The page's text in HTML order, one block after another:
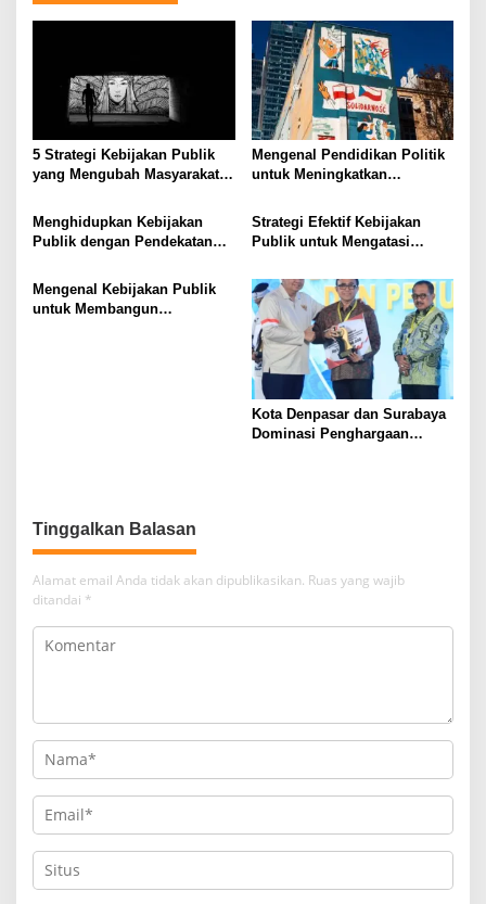
5 Strategi Kebijakan Publik
yang Mengubah Masyarakat
Mengenal Pendidikan Politik
untuk Meningkatkan
Menghidupkan Kebijakan
Publik dengan Pendekatan
Strategi Efektif Kebijakan
Publik untuk Mengatasi
Terpencil
Mengenal Kebijakan Publik
untuk Membangun
Kota Denpasar dan Surabaya
Dominasi Penghargaan
Tinggalkan Balasan
Alamat email Anda tidak akan dipublikasikan. Ruas yang wajib
ditandai *